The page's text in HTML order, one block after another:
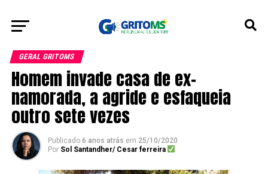
GERAL GRITOMS
Homem invade casa de ex-
namorada, a agride e esfaqueia
outro sete vezes
Publicado 6 anos atrás em 25/10/2020
Por Sol Santandher/ Cesar ferreira